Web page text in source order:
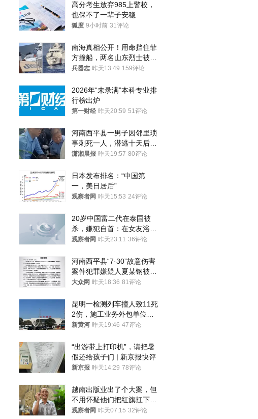
高分考生放弃985上警校，
也保不了一辈子安稳
狐度 9小时前 31评论
南海真相公开！用命挡住菲
方撞船，两名山东烈士被授
武警最高荣誉
兵器志 昨天13:49 159评论
2026年“未录满”本科专业排
行榜出炉
第一财经 昨天20:59 51评论
河南西平县一男子因邻里琐
事刺死一人，潜逃十天后在
十多公里外一片玉米地里落
潇湘晨报 昨天19:57 80评论
日本发布排名：“中国第
一，美日居后”
观察者网 昨天15:53 24评论
20岁中国富二代在泰国被
杀，嫌犯自首：在女友浴室
看到他
观察者网 昨天23:11 36评论
河南西平县“7·30”故意伤害
案件犯罪嫌疑人夏某钢被抓
获
大众网 昨天18:36 81评论
昆明一检测列车撞人致11死
2伤，施工业务外包单位被
罚1.5万元，国铁昆明局被
新黄河 昨天19:46 47评论
“出游带上打印机”，请把暑
假还给孩子们 | 新京报快评
新京报 昨天14:29 78评论
越南出版业出了个大案，但
不用怀疑他们把红旗扛下去
的决心
观察者网 昨天07:15 32评论